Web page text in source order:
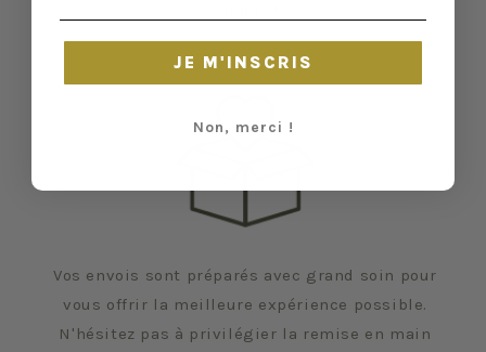
Vos envois sont préparés avec grand soin pour
vous offrir la meilleure expérience possible.
N'hésitez pas à privilégier la remise en main
JE M'INSCRIS
Non, merci !